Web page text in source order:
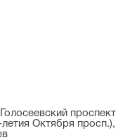
проспект
летия Октября просп.),